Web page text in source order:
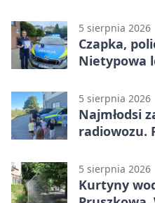
5 sierpnia 2026
Czapka,
Nietypowa
5 sierpnia 2026
Najmłodsi
radiowozu.
5 sierpnia 2026
Kurtyny